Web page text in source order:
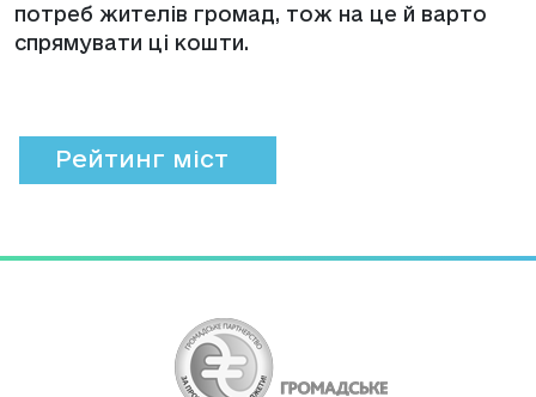
потреб жителів громад, тож на це й варто
спрямувати ці кошти.
Рейтинг міст